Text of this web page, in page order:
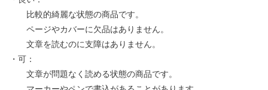
比較的綺麗な状態の商品です。
ページやカバーに欠品はありません。
文章を読むのに支障はありません。
・可：
文章が問題なく読める状態の商品です。